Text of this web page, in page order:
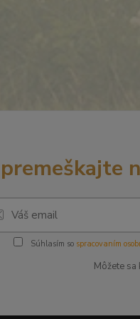
Súhlasím so spracovaním
Môžete